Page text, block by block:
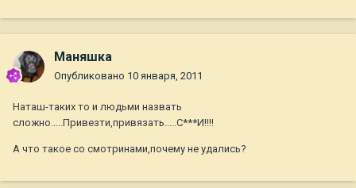
Маняшка
Опубликовано 10 января, 2011
Наташ-таких то и людьми назвать
сложно.....Привезти,привязать.....С***И!!!!
А что такое со смотринами,почему не удались?